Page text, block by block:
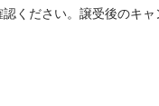
ください。譲受後のキャ